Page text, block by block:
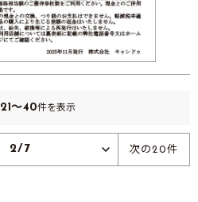
21～40件を表示
2/7 次の20件